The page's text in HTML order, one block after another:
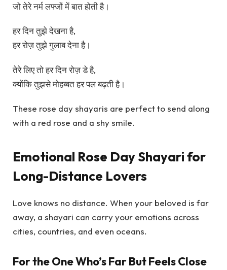
जो तेरे नर्म लफ्जों में बात होती है।
हर दिन तुझे देखना है,
हर रोज़ तुझे गुलाब देना है।
तेरे लिए तो हर दिन रोज़ डे है,
क्योंकि तुझसे मोहब्बत हर पल बढ़ती है।
These rose day shayaris are perfect to send along
with a red rose and a shy smile.
Emotional Rose Day Shayari for
Long-Distance Lovers
Love knows no distance. When your beloved is far
away, a shayari can carry your emotions across
cities, countries, and even oceans.
For the One Who’s Far But Feels Close